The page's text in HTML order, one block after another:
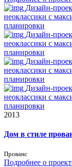
Дизайн-
неоклассики с
планировки
Дизайн-
неоклассики с
планировки
Дизайн-
неоклассики с
планировки
Дизайн-
неоклассики с
планировки
2013
Дом в стиле
Прованс
Подробнее о